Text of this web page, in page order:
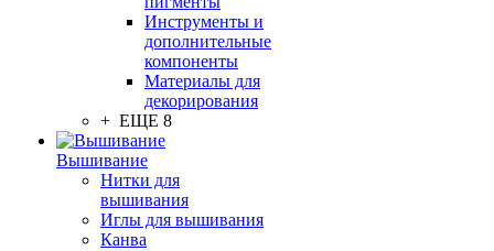
Инструменты и
дополнительные
компоненты
Материалы для
декорирования
+ ЕЩЕ 8
Вышивание
Нитки для
вышивания
Иглы для вышивания
Канва